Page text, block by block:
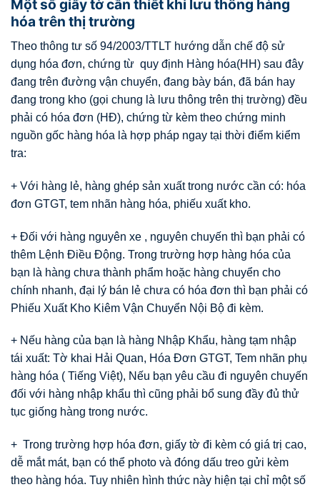
Một số giấy tờ cần thiết khi lưu thông hàng
hóa trên thị trường
Theo thông tư số 94/2003/TTLT hướng dẫn chế độ sử
dụng hóa đơn, chứng từ quy định Hàng hóa(HH) sau đây
đang trên đường vận chuyển, đang bày bán, đã bán hay
đang trong kho (gọi chung là lưu thông trên thị trường) đều
phải có hóa đơn (HĐ), chứng từ kèm theo chứng minh
nguồn gốc hàng hóa là hợp pháp ngay tại thời điểm kiểm
tra:
+ Với hàng lẻ, hàng ghép sản xuất trong nước cần có: hóa
đơn GTGT, tem nhãn hàng hóa, phiếu xuất kho.
+ Đối với hàng nguyên xe , nguyên chuyến thì bạn phải có
thêm Lệnh Điều Động. Trong trường hợp hàng hóa của
bạn là hàng chưa thành phẩm hoặc hàng chuyển cho
chính nhanh, đại lý bán lẻ chưa có hóa đơn thì bạn phải có
Phiếu Xuất Kho Kiêm Vận Chuyển Nội Bộ đi kèm.
+ Nếu hàng của bạn là hàng Nhập Khẩu, hàng tạm nhập
tái xuất: Tờ khai Hải Quan, Hóa Đơn GTGT, Tem nhãn phụ
hàng hóa ( Tiếng Việt), Nếu bạn yêu cầu đi nguyên chuyến
đối với hàng nhập khẩu thì cũng phải bổ sung đầy đủ thử
tục giống hàng trong nước.
+ Trong trường hợp hóa đơn, giấy tờ đi kèm có giá trị cao,
dễ mắt mát, bạn có thể photo và đóng dấu treo gửi kèm
theo hàng hóa. Tuy nhiên hình thức này hiện tại chỉ một số